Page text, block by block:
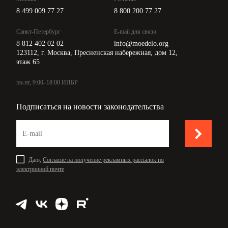
8 499 009 77 27
Санкт-Петербург
8 812 402 02 02
8 800 200 77 27
E-mail для связи
info@moedelo.org
123112, г. Москва, Пресненская набережная, дом 12,
этаж 65
пн-пт, 9:00–18:00 ИПБР
Подписаться на новости законодательства
Даю, Согласие на получение рекламных рассылок по
электронной почте